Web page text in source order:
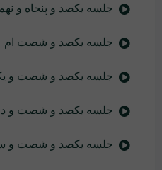
جلسه یکصد و پنجاه و
جلسه یکصد و شصت ام
جلسه یکصد و شصت و
جلسه یکصد و شصت و
جلسه یکصد و شصت و